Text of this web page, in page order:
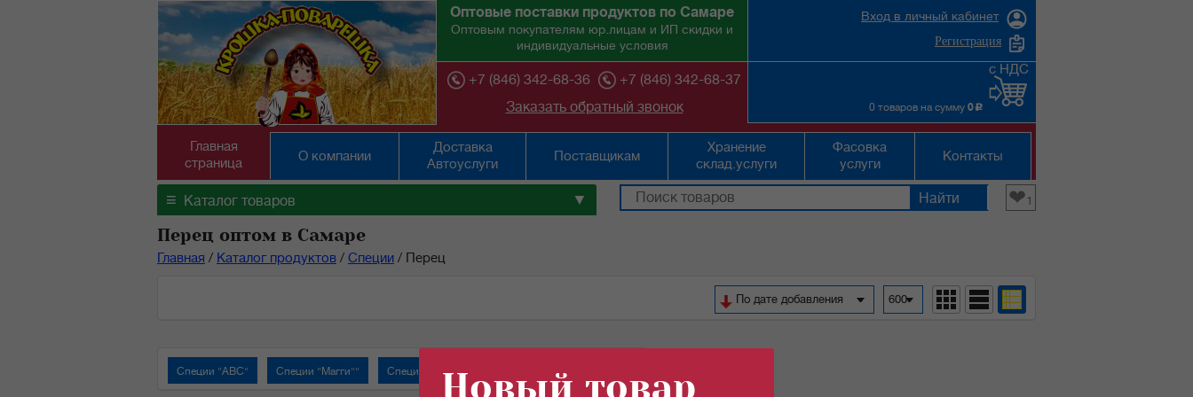
Оптовые поставки продуктов по Самаре
Оптовым покупателям юр.лицам и ИП скидки и
индивидуальные условия
+7 (846) 342-68-36
+7 (846) 342-68-37
Заказать обратный звонок
Вход в личный кабинет
Регистрация
0 товаров на сумму 0 c
с НДС
Главная
страница
О компании
Доставка
Автоуслуги
Поставщикам
Хранение
склад.услуги
Фасовка
услуги
Контакты
≡ Каталог товаров ▼ ❤1
Перец оптом в Самаре
Главная / Каталог продуктов / Специи / Перец
600
По дате добавления
Специи "АВС" Специи "Магги"" Специи "СмакиТаки" Специи "Спецаромат"